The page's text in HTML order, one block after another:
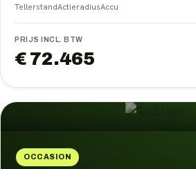
TellerstandActieradiusAccu
PRIJS INCL. BTW
€ 72.465
OCCASION